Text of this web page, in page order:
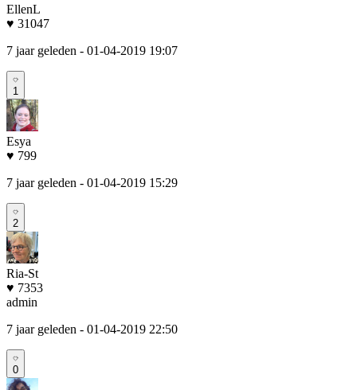
EllenL
♥ 31047
7 jaar geleden - 01-04-2019 19:07
1
Esya
♥ 799
7 jaar geleden - 01-04-2019 15:29
2
Ria-St
♥ 7353
admin
7 jaar geleden - 01-04-2019 22:50
0